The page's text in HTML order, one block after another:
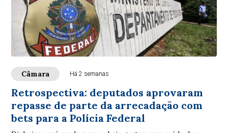
Câmara Há 2 semanas
Retrospectiva: deputados aprovaram
repasse de parte da arrecadação com
bets para a Polícia Federal